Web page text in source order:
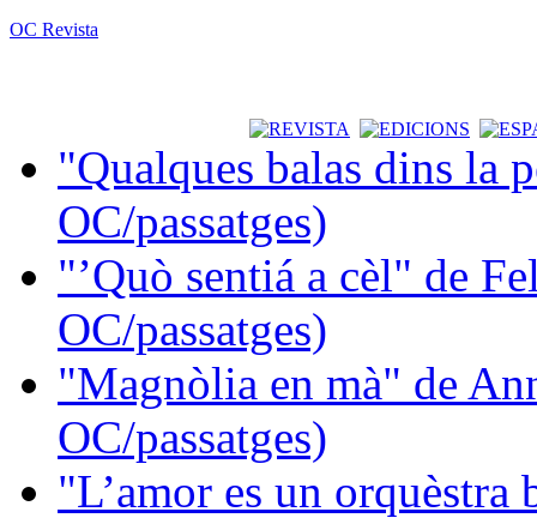
OC Revista
"Qualques balas dins la
OC/passatges)
"’Quò sentiá a cèl" de
OC/passatges)
"Magnòlia en mà" de
OC/passatges)
"L’amor es un orquèstra